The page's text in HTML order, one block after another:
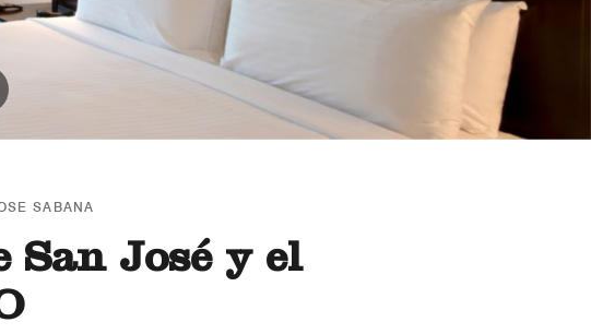
SABANA
José y el